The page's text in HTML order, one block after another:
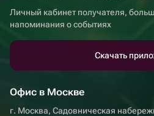
Личный кабинет получателя,
напоминания о событиях
Скачать
Офис в Москве
г. Москва, Садовническая